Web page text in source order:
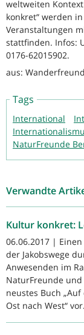
weltweiten
konkret“ werden
Veranstaltungen
stattfinden. Infos:
0176-62015902.
aus:
Tags
International
NaturFreunde
Verwandte
Kultur konkret:
06.06.2017 |
der Jakobswege
Anwesenden im
NaturFreunde und
neustes Buch
Ost nach West“